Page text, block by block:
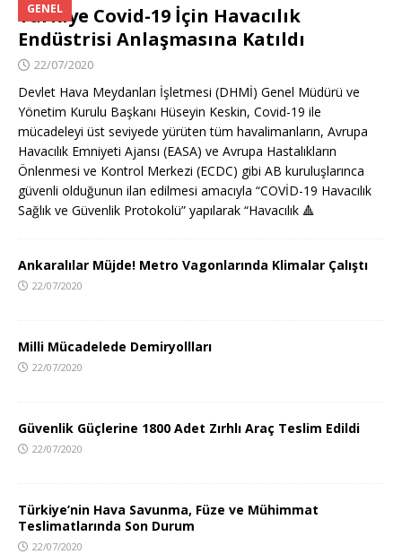
GENEL
Türkiye Covid-19 İçin Havacılık
Endüstrisi Anlaşmasına Katıldı
22/07/2020
Devlet Hava Meydanları İşletmesi (DHMİ) Genel Müdürü ve
Yönetim Kurulu Başkanı Hüseyin Keskin, Covid-19 ile
mücadeleyi üst seviyede yürüten tüm havalimanların, Avrupa
Havacılık Emniyeti Ajansı (EASA) ve Avrupa Hastalıkların
Önlenmesi ve Kontrol Merkezi (ECDC) gibi AB kuruluşlarınca
güvenli olduğunun ilan edilmesi amacıyla “COVİD-19 Havacılık
Sağlık ve Güvenlik Protokolü” yapılarak “Havacılık 🔺
Ankaralılar Müjde! Metro Vagonlarında Klimalar Çalıştı
22/07/2020
Milli Mücadelede Demiryollları
22/07/2020
Güvenlik Güçlerine 1800 Adet Zırhlı Araç Teslim Edildi
22/07/2020
Türkiye’nin Hava Savunma, Füze ve Mühimmat
Teslimatlarında Son Durum
22/07/2020